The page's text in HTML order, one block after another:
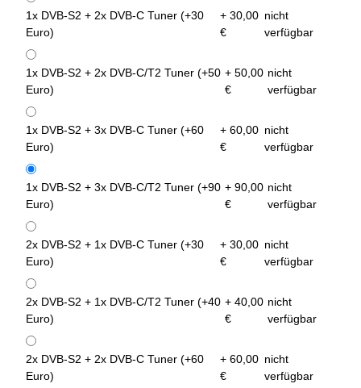
1x DVB-S2 + 2x DVB-C Tuner (+30
Euro)
+ 30,00
€
nicht
verfügbar
1x DVB-S2 + 2x DVB-C/T2 Tuner (+50
Euro)
+ 50,00
€
nicht
verfügbar
1x DVB-S2 + 3x DVB-C Tuner (+60
Euro)
+ 60,00
€
nicht
verfügbar
1x DVB-S2 + 3x DVB-C/T2 Tuner (+90
Euro)
+ 90,00
€
nicht
verfügbar
2x DVB-S2 + 1x DVB-C Tuner (+30
Euro)
+ 30,00
€
nicht
verfügbar
2x DVB-S2 + 1x DVB-C/T2 Tuner (+40
Euro)
+ 40,00
€
nicht
verfügbar
2x DVB-S2 + 2x DVB-C Tuner (+60
Euro)
+ 60,00
€
nicht
verfügbar